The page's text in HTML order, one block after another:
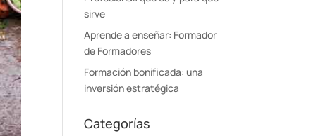
sirve
Aprende a enseñar: Formador
de Formadores
Formación bonificada: una
inversión estratégica
Categorías